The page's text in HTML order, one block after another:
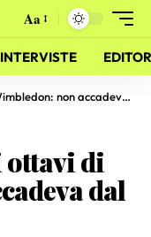
Aa
INTERVISTE
non accadeva dal 2011
di
dal